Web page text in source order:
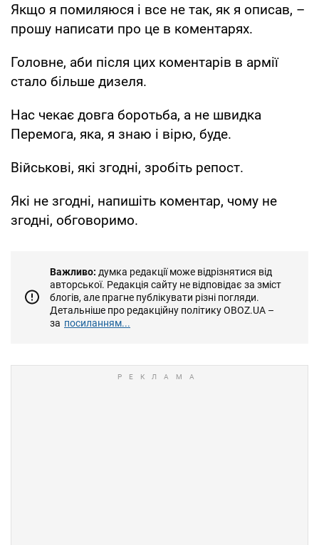
Якщо я помиляюся і все не так, як я описав, –
прошу написати про це в коментарях.
Головне, аби після цих коментарів в армії
стало більше дизеля.
Нас чекає довга боротьба, а не швидка
Перемога, яка, я знаю і вірю, буде.
Військові, які згодні, зробіть репост.
Які не згодні, напишіть коментар, чому не
згодні, обговоримо.
Важливо: думка редакції може відрізнятися від
авторської. Редакція сайту не відповідає за зміст
блогів, але прагне публікувати різні погляди.
Детальніше про редакційну політику OBOZ.UA –
за посиланням...